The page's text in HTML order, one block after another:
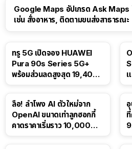
Google Maps อัปเกรด Ask Maps
เช่น สั่งอาหาร, ติดตามขนส่งสาธารณะ
ทรู 5G เปิดจอง HUAWEI
Pura 90s Series 5G+
พร้อมส่วนลดสูงสุด 19,400
ลือ! ลำโพง AI ตัวใหม่จาก
OpenAI ขนาดเท่าลูกฮอกกี้
คาดราคาเริ่มราว 10,000